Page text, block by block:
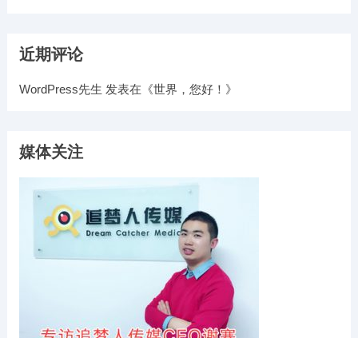
近期评论
WordPress先生 发表在《世界，您好！ 》
媒体关注